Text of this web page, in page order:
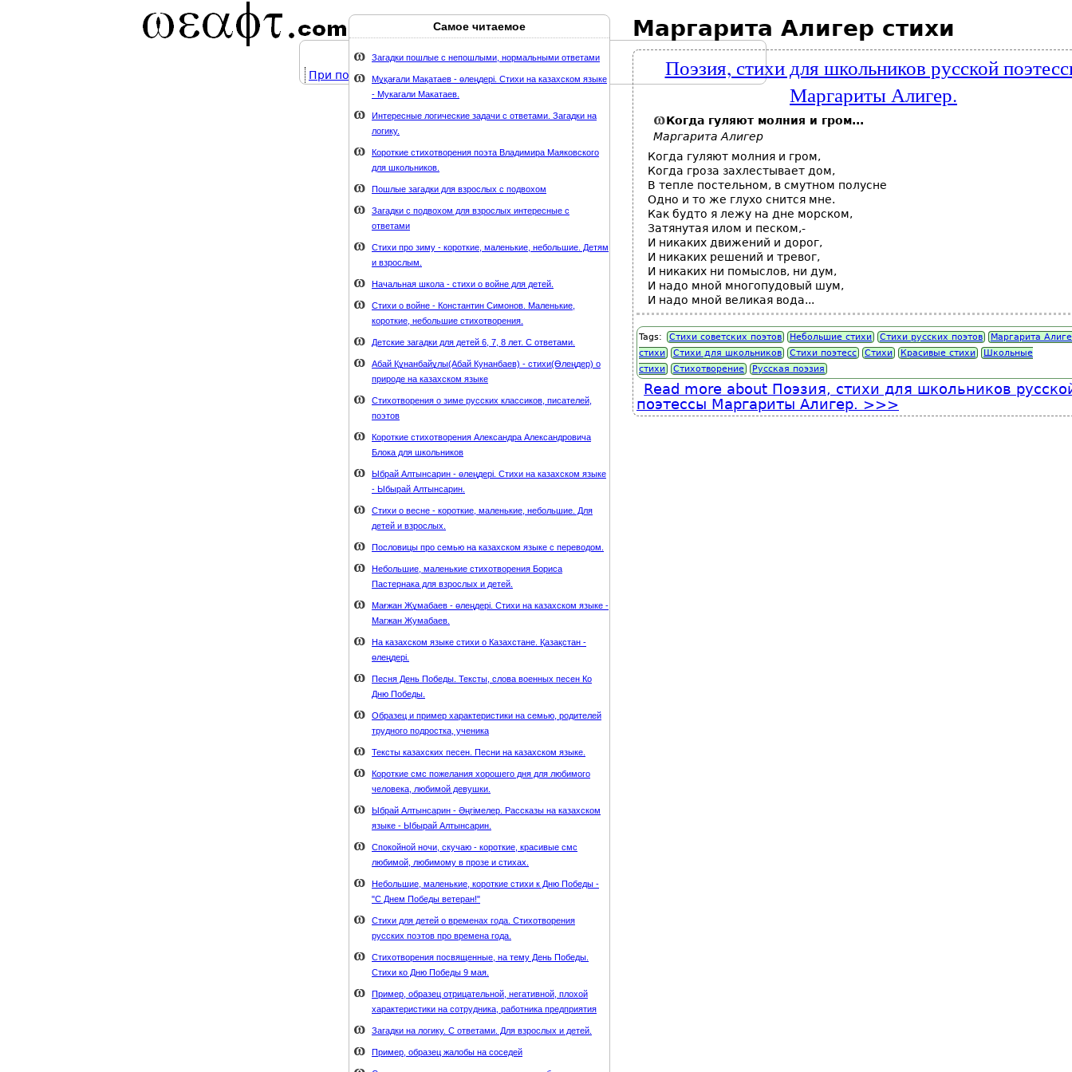
Маргарита Алигер стихи
Поэзия, стихи для школьников русской
Маргариты Алигер.
Когда гуляют молния и гром...
Маргарита Алигер
Когда гуляют молния и гром,
Когда гроза захлестывает дом,
В тепле постельном, в смутном полусне
Одно и то же глухо снится мне.
Как будто я лежу на дне морском,
Затянутая илом и песком,-
И никаких движений и дорог,
И никаких решений и тревог,
И никаких ни помыслов, ни дум,
И надо мной многопудовый шум,
И надо мной великая вода...
Tags: Стихи советских поэтов Небольшие стихи Стихи русских поэтов
Маргарита
стихи
Стихи для школьников Стихи поэтесс Стихи Красивые стихи
Школьные
стихи
Стихотворение Русская поэзия
Read more about Поэзия, стихи для школьников
поэтессы Маргариты Алигер.
Самое читаемое
Загадки пошлые с непошлыми, нормальными ответами
Мұқағали Мақатаев - өлеңдері. Стихи на казахском языке
- Мукагали Макатаев.
Интересные логические задачи с ответами. Загадки на
логику.
Короткие стихотворения поэта Владимира Маяковского
для школьников.
Пошлые загадки для взрослых с подвохом
Загадки с подвохом для взрослых интересные с
ответами
Стихи про зиму - короткие, маленькие, небольшие. Детям
и взрослым.
Начальная школа - стихи о войне для детей.
Стихи о войне - Константин Симонов. Маленькие,
короткие, небольшие стихотворения.
Детские загадки для детей 6, 7, 8 лет. С ответами.
Абай Құнанбайұлы(Абай Кунанбаев) - стихи(Өлеңдер) о
природе на казахском языке
Стихотворения о зиме русских классиков, писателей,
поэтов
Короткие стихотворения Александра Александровича
Блока для школьников
Ыбрай Алтынсарин - өлеңдері. Стихи на казахском языке
- Ыбырай Алтынсарин.
Стихи о весне - короткие, маленькие, небольшие. Для
детей и взрослых.
Пословицы про семью на казахском языке с переводом.
Небольшие, маленькие стихотворения Бориса
Пастернака для взрослых и детей.
Мағжан Жұмабаев - өлеңдері. Стихи на казахском языке -
Магжан Жумабаев.
На казахском языке стихи о Казахстане. Қазақстан -
өлеңдері.
Песня День Победы. Тексты, слова военных песен Ко
Дню Победы.
Образец и пример характеристики на семью, родителей
трудного подростка, ученика
Тексты казахских песен. Песни на казахском языке.
Короткие смс пожелания хорошего дня для любимого
человека, любимой девушки.
Ыбрай Алтынсарин - Әңгімелер. Рассказы на казахском
языке - Ыбырай Алтынсарин.
Спокойной ночи, скучаю - короткие, красивые смс
любимой, любимому в прозе и стихах.
Небольшие, маленькие, короткие стихи к Дню Победы -
"С Днем Победы ветеран!"
Стихи для детей о временах года. Стихотворения
русских поэтов про времена года.
Стихотворения посвященные, на тему День Победы.
Стихи ко Дню Победы 9 мая.
Пример, образец отрицательной, негативной, плохой
характеристики на сотрудника, работника предприятия
Загадки на логику. С ответами. Для взрослых и детей.
Пример, образец жалобы на соседей
При поддержке стихи-классиков.ru